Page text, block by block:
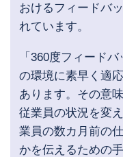
おけるフィードバ
れています。
「360度フィード
の環境に素早く適
あります。その意
従業員の状況を変
業員の数カ月前の
かを伝えるための